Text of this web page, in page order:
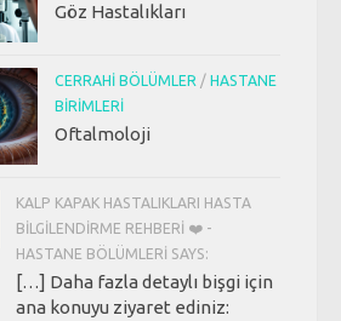
Göz Hastalıkları
CERRAHI BÖLÜMLER / HASTANE
BIRIMLERI
Oftalmoloji
KALP KAPAK HASTALIKLARI HASTA
BILGILENDIRME REHBERI ❤️ -
HASTANE BÖLÜMLERI SAYS:
[…] Daha fazla detaylı bişgi için
ana konuyu ziyaret ediniz: